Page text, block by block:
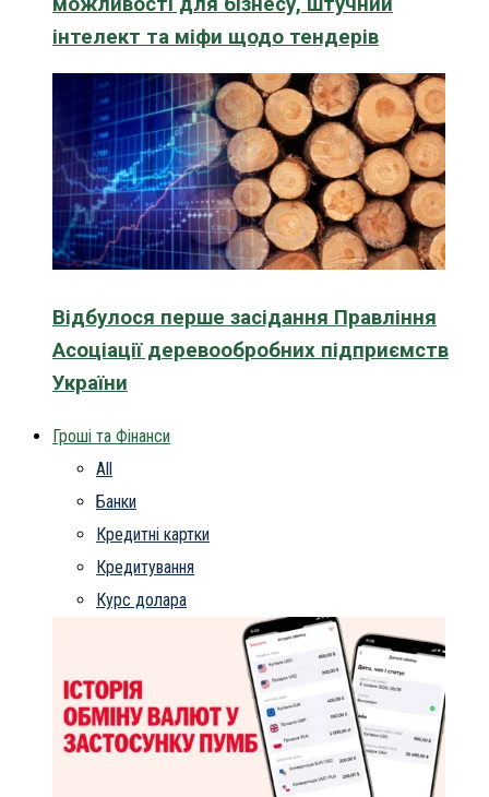
інтелект та міфи щодо тендерів
Відбулося перше засідання Правління
Асоціації деревообробних підприємств
України
Гроші та Фінанси
All
Банки
Кредитні картки
Кредитування
Курс долара